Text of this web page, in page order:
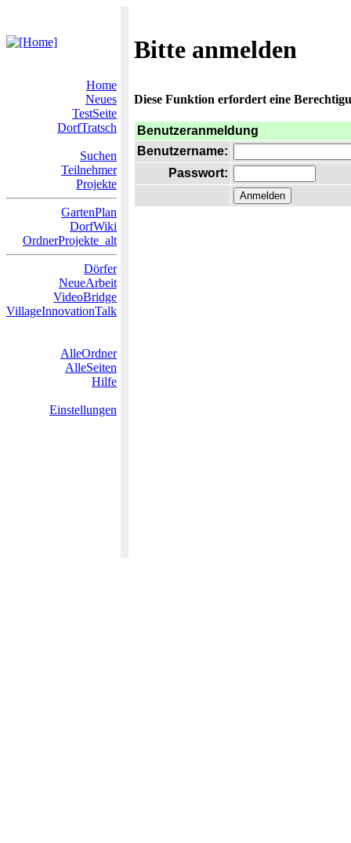
Bitte anmelden
Home
Neues
TestSeite
DorfTratsch
Suchen
Teilnehmer
Projekte
GartenPlan
DorfWiki
OrdnerProjekte_alt
Dörfer
NeueArbeit
VideoBridge
VillageInnovationTalk
AlleOrdner
AlleSeiten
Hilfe
Einstellungen
Diese Funktion erfordert eine
Benutzeranmeldung
Benutzername:
Passwort: